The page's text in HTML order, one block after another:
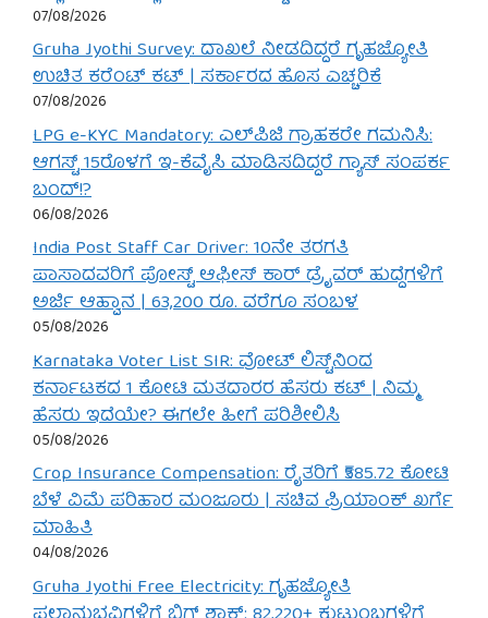
07/08/2026
Gruha Jyothi Survey: ದಾಖಲೆ ನೀಡದಿದ್ದರೆ ಗೃಹಜ್ಯೋತಿ
ಉಚಿತ ಕರೆಂಟ್ ಕಟ್ | ಸರ್ಕಾರದ ಹೊಸ ಎಚ್ಚರಿಕೆ
07/08/2026
LPG e-KYC Mandatory: ಎಲ್‌ಪಿಜಿ ಗ್ರಾಹಕರೇ ಗಮನಿಸಿ:
ಆಗಸ್ಟ್ 15ರೊಳಗೆ ಇ-ಕೆವೈಸಿ ಮಾಡಿಸದಿದ್ದರೆ ಗ್ಯಾಸ್ ಸಂಪರ್ಕ
ಬಂದ್!?
06/08/2026
India Post Staff Car Driver: 10ನೇ ತರಗತಿ
ಪಾಸಾದವರಿಗೆ ಪೋಸ್ಟ್ ಆಫೀಸ್ ಕಾರ್ ಡ್ರೈವರ್ ಹುದ್ದೆಗಳಿಗೆ
ಅರ್ಜಿ ಆಹ್ವಾನ | 63,200 ರೂ. ವರೆಗೂ ಸಂಬಳ
05/08/2026
Karnataka Voter List SIR: ವೋಟ್ ಲಿಸ್ಟ್‌ನಿಂದ
ಕರ್ನಾಟಕದ 1 ಕೋಟಿ ಮತದಾರರ ಹೆಸರು ಕಟ್ | ನಿಮ್ಮ
ಹೆಸರು ಇದೆಯೇ? ಈಗಲೇ ಹೀಗೆ ಪರಿಶೀಲಿಸಿ
05/08/2026
Crop Insurance Compensation: ರೈತರಿಗೆ ₹585.72 ಕೋಟಿ
ಬೆಳೆ ವಿಮೆ ಪರಿಹಾರ ಮಂಜೂರು | ಸಚಿವ ಪ್ರಿಯಾಂಕ್ ಖರ್ಗೆ
ಮಾಹಿತಿ
04/08/2026
Gruha Jyothi Free Electricity: ಗೃಹಜ್ಯೋತಿ